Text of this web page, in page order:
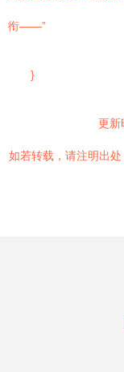
衔——”
}
更新
如若转载，请注明出